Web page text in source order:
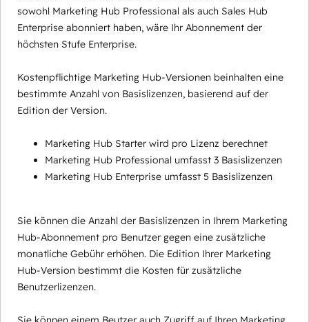
sowohl Marketing Hub Professional als auch Sales Hub
Enterprise abonniert haben, wäre Ihr Abonnement der
höchsten Stufe Enterprise.
Kostenpflichtige Marketing Hub-Versionen beinhalten eine
bestimmte Anzahl von Basislizenzen, basierend auf der
Edition der Version.
Marketing Hub Starter wird pro Lizenz berechnet
Marketing Hub Professional umfasst 3 Basislizenzen
Marketing Hub Enterprise umfasst 5 Basislizenzen
Sie können die Anzahl der Basislizenzen in Ihrem Marketing
Hub-Abonnement pro Benutzer gegen eine zusätzliche
monatliche Gebühr erhöhen. Die Edition Ihrer Marketing
Hub-Version bestimmt die Kosten für zusätzliche
Benutzerlizenzen.